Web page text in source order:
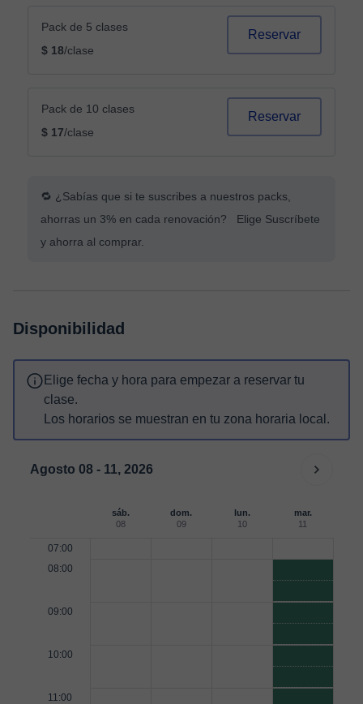
Pack de 5 clases
$ 18/clase
Reservar
Pack de 10 clases
$ 17/clase
Reservar
🔁 ¿Sabías que si te suscribes a nuestros packs,
ahorras un 3% en cada renovación? Elige Suscríbete
y ahorra al comprar.
Disponibilidad
Elige fecha y hora para empezar a reservar tu
clase.
Los horarios se muestran en tu zona horaria local.
Agosto 08 - 11, 2026
sáb.
08
dom.
09
lun.
10
mar.
11
07:00
08:00
09:00
10:00
11:00